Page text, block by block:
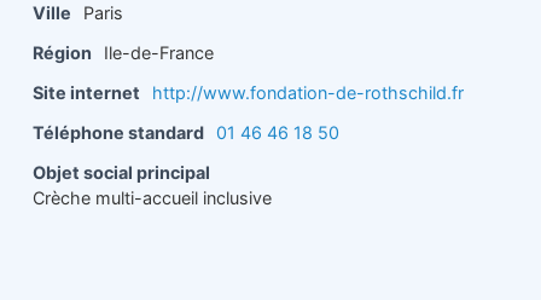
Ville
Paris
Région
Ile-de-France
Site internet
http://www.fondation-de-rothschild.fr
Téléphone standard 01 46 46 18 50
Objet social principal
Crèche multi-accueil inclusive